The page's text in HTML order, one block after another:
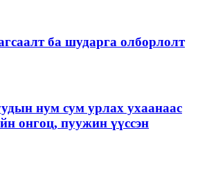
ба шударга олборлолт
нум сум урлах ухаанаас
онгоц, пуужин үүссэн